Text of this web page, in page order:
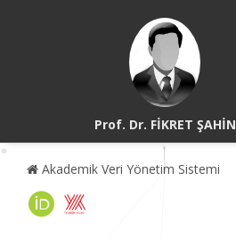
Prof. Dr. FİKRET ŞAHİN
Akademik Veri Yönetim Sistemi